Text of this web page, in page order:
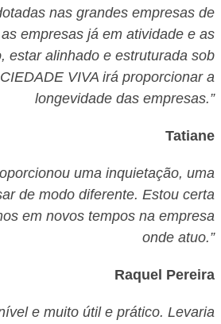
nas grandes empresas de
empresas já em atividade e as
estar alinhado e estruturada sob
VIVA irá proporcionar a
longevidade das empresas.”
Tatiane
uma inquietação, uma
de modo diferente. Estou certa
em novos tempos na empresa
onde atuo.”
Raquel Pereira
e muito útil e prático. Levaria